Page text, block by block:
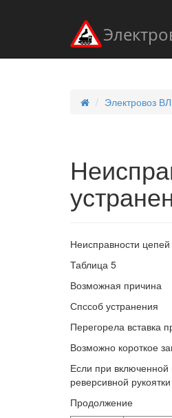
Электровоз
Неисправности
Таблица 5
Возможная причина
Спссоб устранения
Перегорела вставка
Возможно короткое
Если при включенной
реверсивной
Продолжение